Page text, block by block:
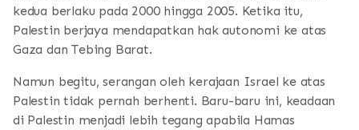
kedua berlaku pada 2000 hingga 2005. Ketika itu,
Palestin berjaya mendapatkan hak autonomi ke atas
Gaza dan Tebing Barat.
Namun begitu, serangan oleh kerajaan Israel ke atas
Palestin tidak pernah berhenti. Baru-baru ini, keadaan
di Palestin menjadi lebih tegang apabila Hamas